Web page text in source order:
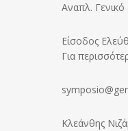
Αναπλ. Γενικό
Είσοδος
Για
Κλεάνθης